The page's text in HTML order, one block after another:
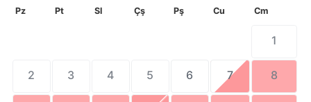
Pz Pt Sl Çş Pş Cu Cm
1
2 3 4 5 6 7 8